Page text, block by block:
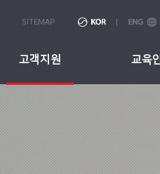
SITEMAP
고객지원 교육